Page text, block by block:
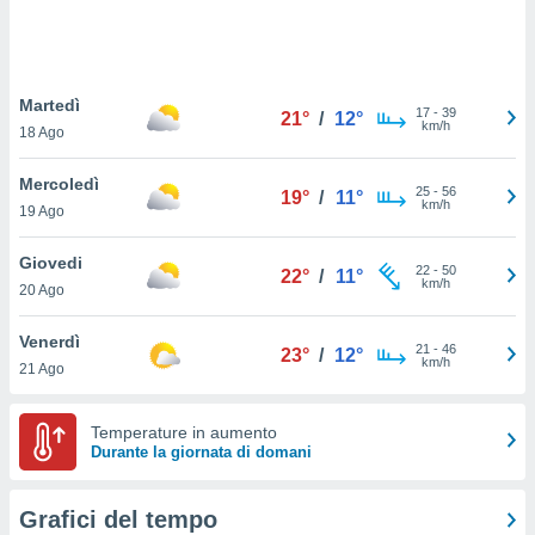
In
ti
per
nel
utilizzati
o
Martedì
18 Ago
21° / 12° 17- 39
km/h
Mercoledì
19 Ago
19° / 11° 25- 56
km/h
Giovedi
20 Ago
22° / 11° 22- 50
km/h
Venerdì
21 Ago
23° / 12° 21 - 46
km/h
Temperature in aumento
Durante la giornata di domani
Grafici del tempo